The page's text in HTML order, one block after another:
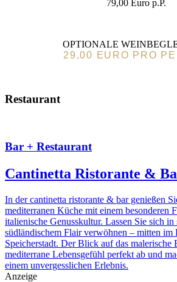
79,00 Euro p.P.
OPTIONALE
29,00 EURO PRO
Restaurant
Bar + Restaurant
Cantinetta Ristorante &
In der cantinetta ristorante & bar genießen
mediterranen Küche mit einem besonderen
italienische Genusskultur. Lassen Sie sich
südländischem Flair verwöhnen – mitten im
Speicherstadt. Der Blick auf das malerische
mediterrane Lebensgefühl perfekt ab und
einem unvergesslichen Erlebnis.
Anzeige